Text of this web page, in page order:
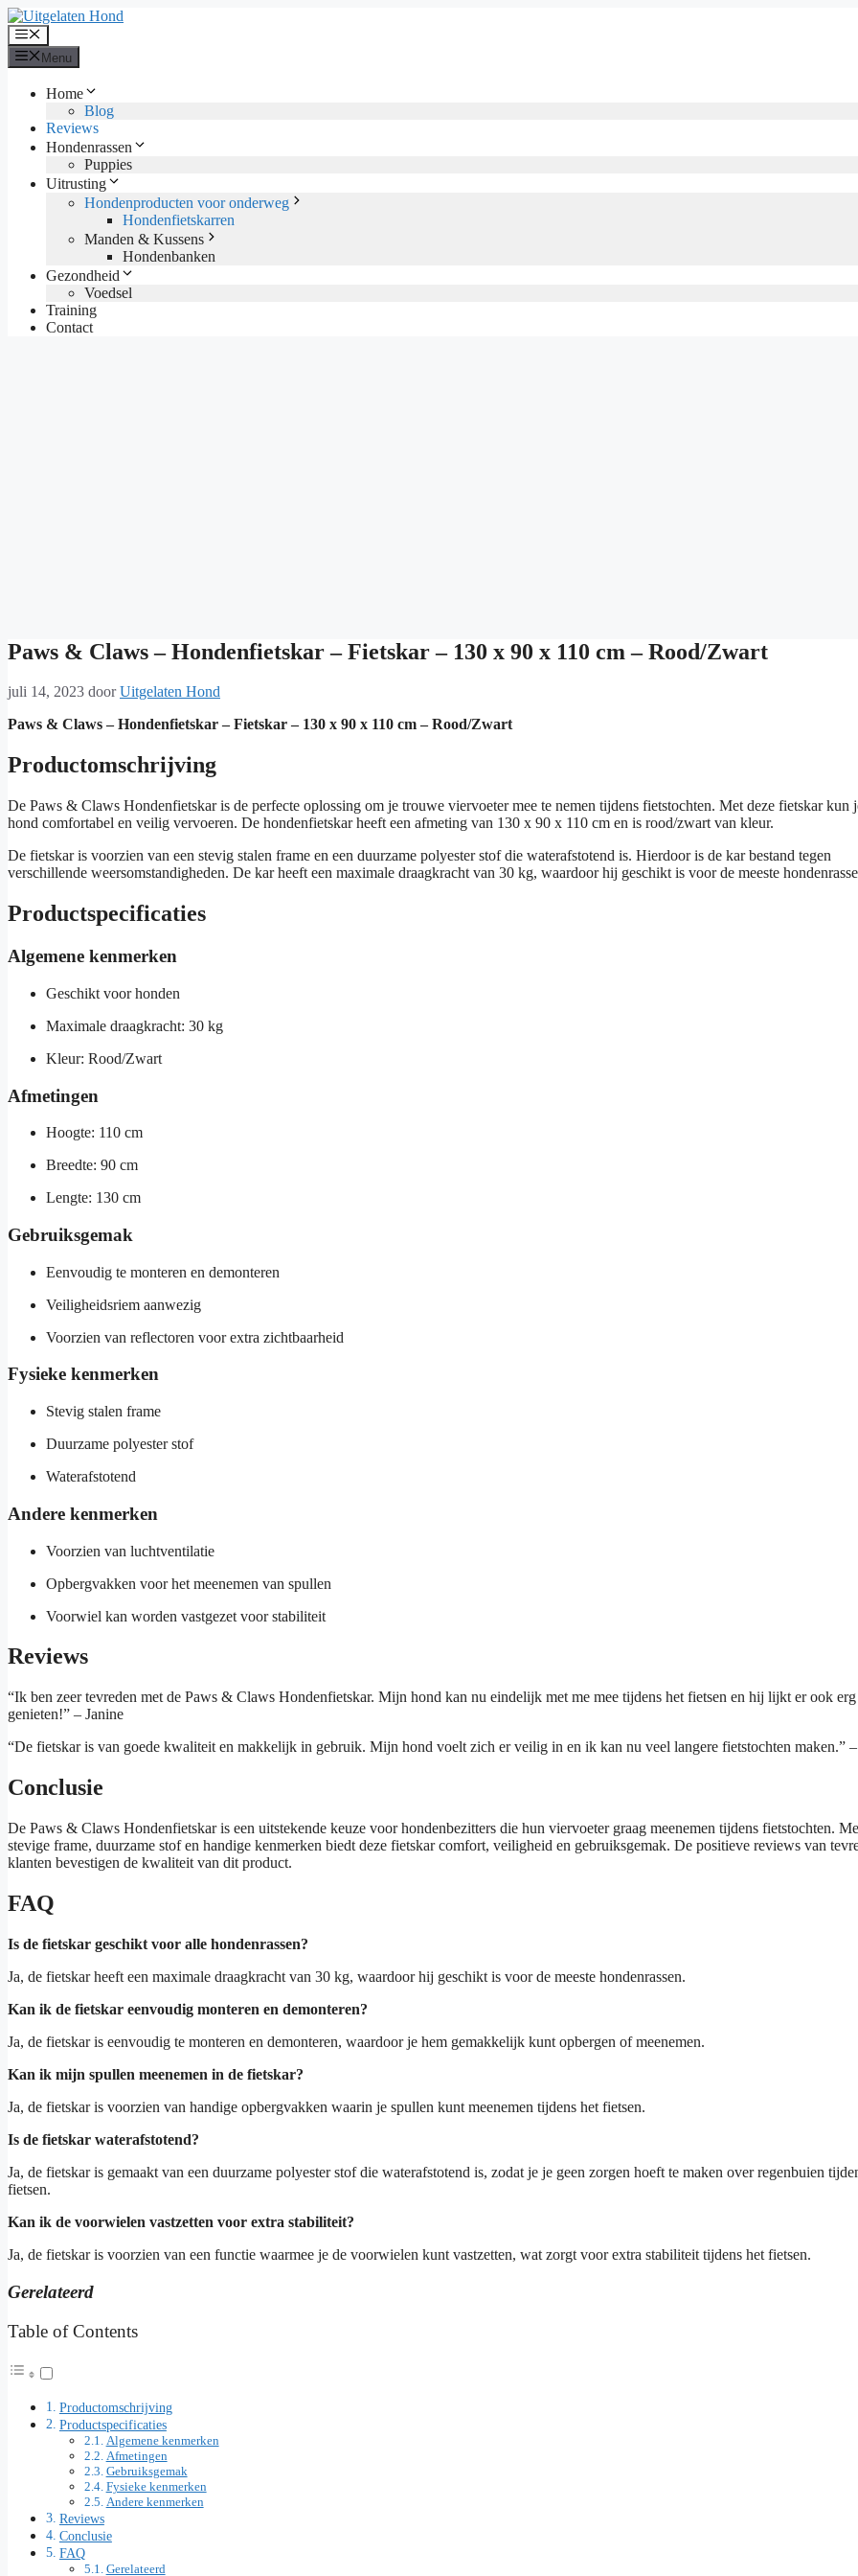
Ga
naar
de
inhoud
Menu
Menu
Home
Blog
Reviews
Hondenrassen
Puppies
Uitrusting
Hondenproducten voor onderweg
Hondenfietskarren
Manden & Kussens
Hondenbanken
Gezondheid
Voedsel
Training
Contact
Paws & Claws – Hondenfietskar – Fietskar – 130 x 90 x 110 cm – Rood/Zwart
juli 14, 2023 doorUitgelaten Hond
Paws & Claws – Hondenfietskar – Fietskar – 130 x 90 x 110 cm – Rood/Zwart
Productomschrijving
De Paws & Claws Hondenfietskar is de perfecte oplossing om je trouwe viervoeter mee te nemen tijdens fietstochten. Met deze fietskar kun
hond comfortabel en veilig vervoeren. De hondenfietskar heeft een afmeting van 130 x 90 x 110 cm en is rood/zwart van kleur.
De fietskar is voorzien van een stevig stalen frame en een duurzame polyester stof die waterafstotend is. Hierdoor is de kar bestand tegen
verschillende weersomstandigheden. De kar heeft een maximale draagkracht van 30 kg, waardoor hij geschikt is voor de meeste
Productspecificaties
Algemene kenmerken
Geschikt voor honden
Maximale draagkracht: 30 kg
Kleur: Rood/Zwart
Afmetingen
Hoogte: 110 cm
Breedte: 90 cm
Lengte: 130 cm
Gebruiksgemak
Eenvoudig te monteren en demonteren
Veiligheidsriem aanwezig
Voorzien van reflectoren voor extra zichtbaarheid
Fysieke kenmerken
Stevig stalen frame
Duurzame polyester stof
Waterafstotend
Andere kenmerken
Voorzien van luchtventilatie
Opbergvakken voor het meenemen van spullen
Voorwiel kan worden vastgezet voor stabiliteit
Reviews
“Ik ben zeer tevreden met de Paws & Claws Hondenfietskar. Mijn hond kan nu eindelijk met me mee tijdens het fietsen en hij lijkt er ook
genieten!” – Janine
“De fietskar is van goede kwaliteit en makkelijk in gebruik. Mijn hond voelt zich er veilig in en ik kan nu veel langere fietstochten maken.” –
Conclusie
De Paws & Claws Hondenfietskar is een uitstekende keuze voor hondenbezitters die hun viervoeter graag meenemen tijdens fietstochten.
stevige frame, duurzame stof en handige kenmerken biedt deze fietskar comfort, veiligheid en gebruiksgemak. De positieve reviews van
klanten bevestigen de kwaliteit van dit product.
FAQ
Is de fietskar geschikt voor alle hondenrassen?
Ja, de fietskar heeft een maximale draagkracht van 30 kg, waardoor hij geschikt is voor de meeste hondenrassen.
Kan ik de fietskar eenvoudig monteren en demonteren?
Ja, de fietskar is eenvoudig te monteren en demonteren, waardoor je hem gemakkelijk kunt opbergen of meenemen.
Kan ik mijn spullen meenemen in de fietskar?
Ja, de fietskar is voorzien van handige opbergvakken waarin je spullen kunt meenemen tijdens het fietsen.
Is de fietskar waterafstotend?
Ja, de fietskar is gemaakt van een duurzame polyester stof die waterafstotend is, zodat je je geen zorgen hoeft te maken over regenbuien
fietsen.
Kan ik de voorwielen vastzetten voor extra stabiliteit?
Ja, de fietskar is voorzien van een functie waarmee je de voorwielen kunt vastzetten, wat zorgt voor extra stabiliteit tijdens het fietsen.
Gerelateerd
Table of Contents
Productomschrijving
Productspecificaties
Algemene kenmerken
Afmetingen
Gebruiksgemak
Fysieke kenmerken
Andere kenmerken
Reviews
Conclusie
FAQ
Gerelateerd